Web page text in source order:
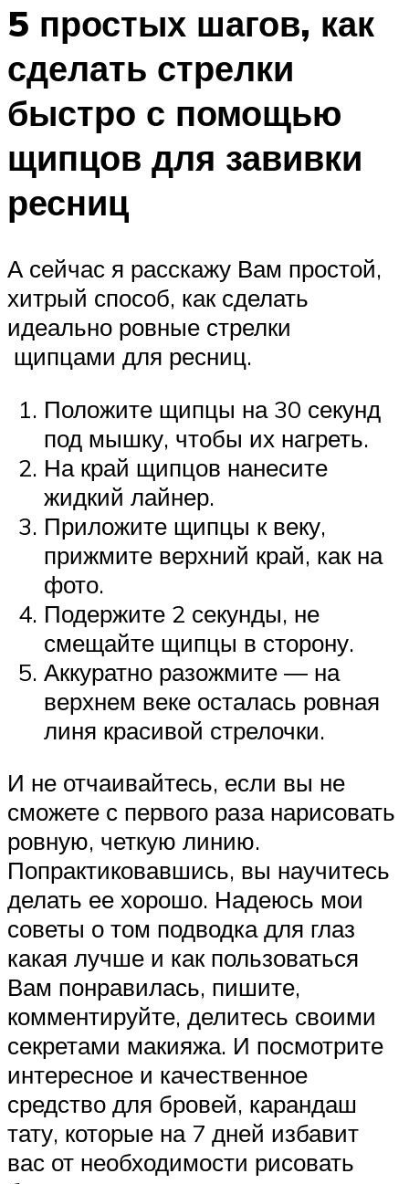
5 простых шагов, как
сделать стрелки
быстро с помощью
щипцов для завивки
ресниц
А сейчас я расскажу Вам простой,
хитрый способ, как сделать
идеально ровные стрелки
щипцами для ресниц.
Положите щипцы на 30 секунд
под мышку, чтобы их нагреть.
На край щипцов нанесите
жидкий лайнер.
Приложите щипцы к веку,
прижмите верхний край, как на
фото.
Подержите 2 секунды, не
смещайте щипцы в сторону.
Аккуратно разожмите ― на
верхнем веке осталась ровная
линя красивой стрелочки.
И не отчаивайтесь, если вы не
сможете с первого раза нарисовать
ровную, четкую линию.
Попрактиковавшись, вы научитесь
делать ее хорошо. Надеюсь мои
советы о том подводка для глаз
какая лучше и как пользоваться
Вам понравилась, пишите,
комментируйте, делитесь своими
секретами макияжа. И посмотрите
интересное и качественное
средство для бровей, карандаш
тату, которые на 7 дней избавит
вас от необходимости рисовать